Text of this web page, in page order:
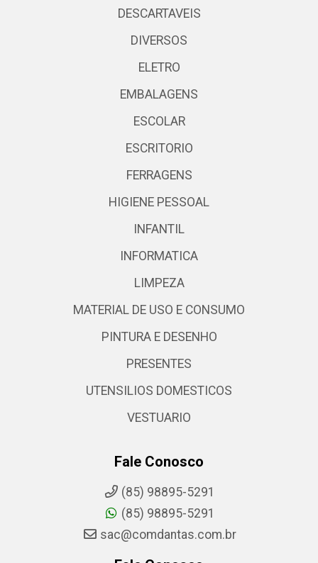
DESCARTAVEIS
DIVERSOS
ELETRO
EMBALAGENS
ESCOLAR
ESCRITORIO
FERRAGENS
HIGIENE PESSOAL
INFANTIL
INFORMATICA
LIMPEZA
MATERIAL DE USO E CONSUMO
PINTURA E DESENHO
PRESENTES
UTENSILIOS DOMESTICOS
VESTUARIO
Fale Conosco
(85) 98895-5291
(85) 98895-5291
sac@comdantas.com.br